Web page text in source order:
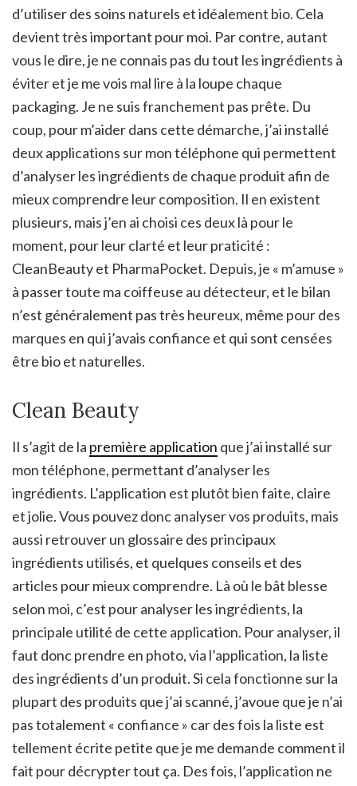
d’utiliser des soins naturels et idéalement bio. Cela
devient très important pour moi. Par contre, autant
vous le dire, je ne connais pas du tout les ingrédients à
éviter et je me vois mal lire à la loupe chaque
packaging. Je ne suis franchement pas prête. Du
coup, pour m’aider dans cette démarche, j’ai installé
deux applications sur mon téléphone qui permettent
d’analyser les ingrédients de chaque produit afin de
mieux comprendre leur composition. Il en existent
plusieurs, mais j’en ai choisi ces deux là pour le
moment, pour leur clarté et leur praticité :
CleanBeauty et PharmaPocket. Depuis, je « m’amuse »
à passer toute ma coiffeuse au détecteur, et le bilan
n’est généralement pas très heureux, même pour des
marques en qui j’avais confiance et qui sont censées
être bio et naturelles.
Clean Beauty
Il s’agit de la première application que j’ai installé sur
mon téléphone, permettant d’analyser les
ingrédients. L’application est plutôt bien faite, claire
et jolie. Vous pouvez donc analyser vos produits, mais
aussi retrouver un glossaire des principaux
ingrédients utilisés, et quelques conseils et des
articles pour mieux comprendre. Là où le bât blesse
selon moi, c’est pour analyser les ingrédients, la
principale utilité de cette application. Pour analyser, il
faut donc prendre en photo, via l’application, la liste
des ingrédients d’un produit. Si cela fonctionne sur la
plupart des produits que j’ai scanné, j’avoue que je n’ai
pas totalement « confiance » car des fois la liste est
tellement écrite petite que je me demande comment il
fait pour décrypter tout ça. Des fois, l’application ne